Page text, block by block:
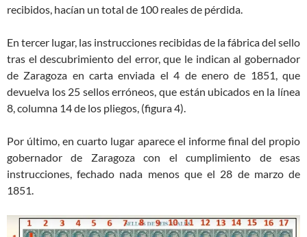
recibidos, hacían un total de 100 reales de pérdida.
En tercer lugar, las instrucciones recibidas de la fábrica del sello
tras el descubrimiento del error, que le indican al gobernador
de Zaragoza en carta enviada el 4 de enero de 1851, que
devuelva los 25 sellos erróneos, que están ubicados en la línea
8, columna 14 de los pliegos, (figura 4).
Por último, en cuarto lugar aparece el informe final del propio
gobernador de Zaragoza con el cumplimiento de esas
instrucciones, fechado nada menos que el 28 de marzo de
1851.